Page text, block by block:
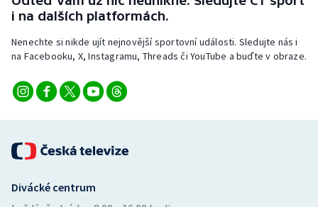
Triatlon
Veslování
Vodní slalom
Ostatní
i na dalších platformách.
Nenechte si nikde ujít nejnovější sportovní události. Sledujte nás i
na Facebooku, X, Instagramu, Threads či YouTube a buďte v obraze.
Divácké centrum